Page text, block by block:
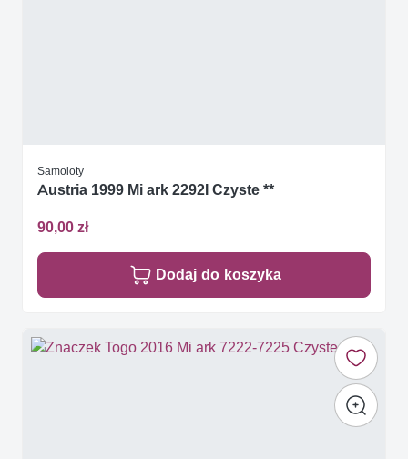
Samoloty
Austria 1999 Mi ark 2292I Czyste **
90,00 zł
Dodaj do koszyka